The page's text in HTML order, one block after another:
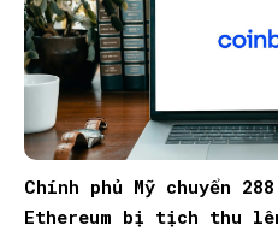
Chính phủ Mỹ chuyển
Ethereum bị tịch thu